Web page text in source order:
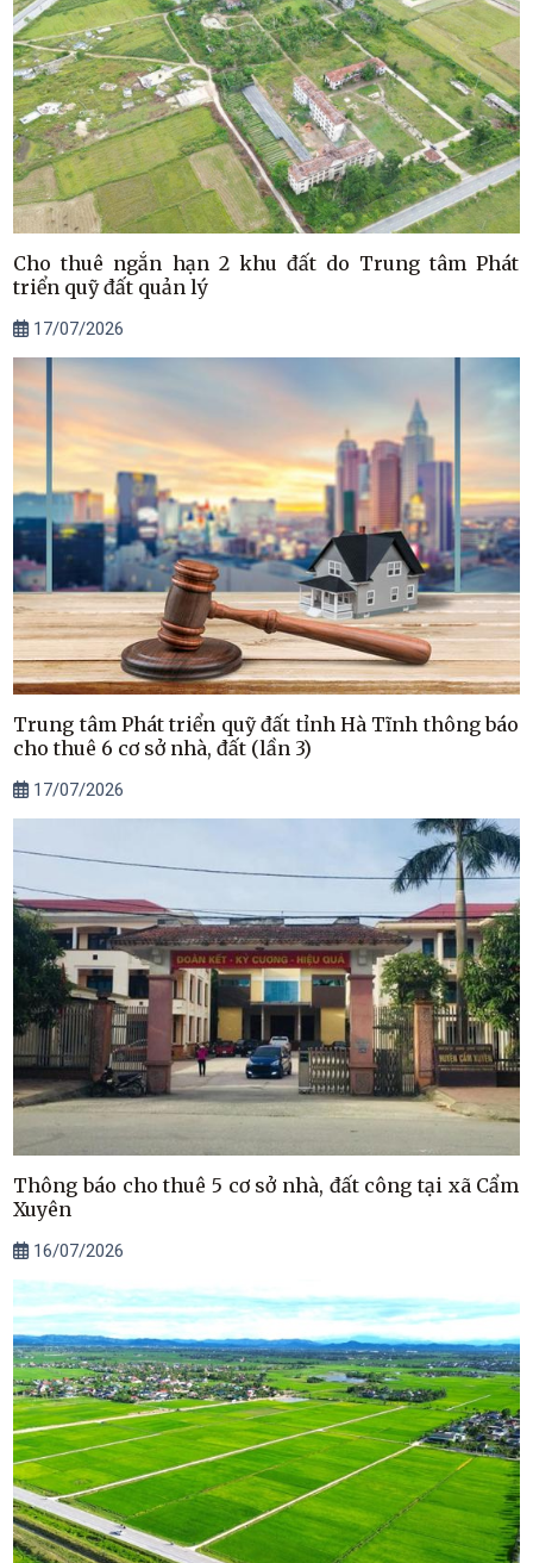
Cho thuê ngắn hạn 2 khu đất do Trung tâm Phát
triển quỹ đất quản lý
17/07/2026
Trung tâm Phát triển quỹ đất tỉnh Hà Tĩnh thông báo
cho thuê 6 cơ sở nhà, đất (lần 3)
17/07/2026
Thông báo cho thuê 5 cơ sở nhà, đất công tại xã Cẩm
Xuyên
16/07/2026